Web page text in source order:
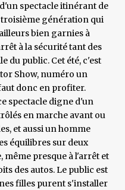
spectacle itinérant de
troisième génération qui
bien garnies à
à la sécurité tant des
du public. Cet été, c'est
Show, numéro un
donc en profiter.
spectacle digne d'un
en marche avant ou
et aussi un homme
équilibres sur deux
même presque à l'arrêt et
des autos. Le public est
filles purent s'installer